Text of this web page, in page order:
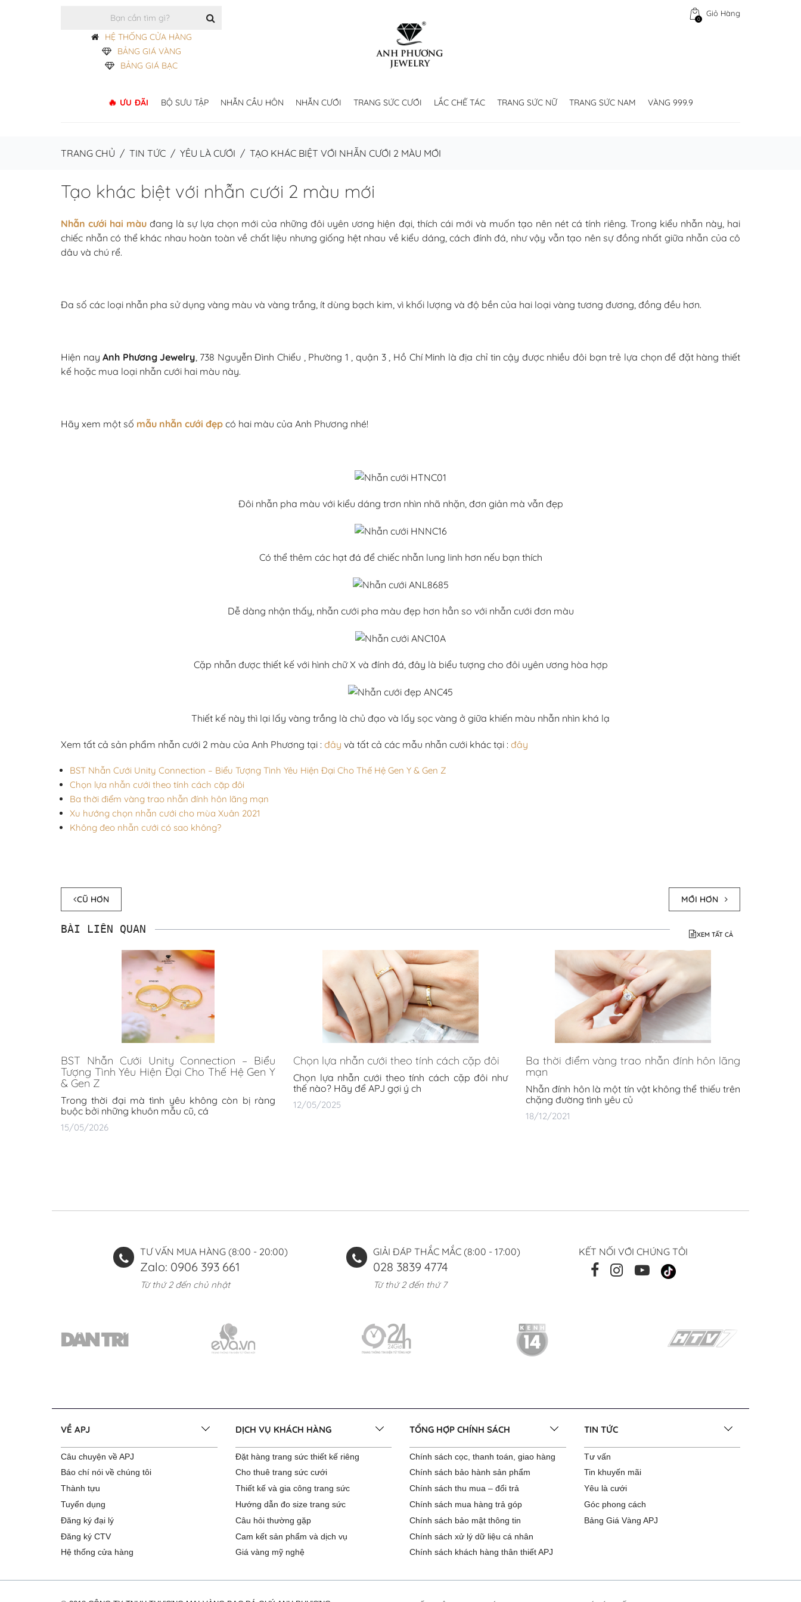
Giỏ Hàng
0
HỆ THỐNG CỬA HÀNG
BẢNG GIÁ VÀNG
BẢNG GIÁ BẠC
ƯU ĐÃI BỘ SƯU TẬP NHẪN CẦU HÔN NHẪN CƯỚI TRANG SỨC CƯỚI LẮC CHẾ TÁC TRANG SỨC NỮ TRANG SỨC NAM VÀNG 999.9
TRANG CHỦ / TIN TỨC / YÊU LÀ CƯỚI / TẠO KHÁC BIỆT VỚI NHẪN CƯỚI 2 MÀU MỚI
Tạo khác biệt với nhẫn cưới 2 màu mới
Nhẫn cưới hai màu đang là sự lựa chọn mới của những đôi uyên ương hiện đại, thích cái mới và muốn tạo nên nét cá tính riêng. Trong kiểu nhẫn này, hai
chiếc nhẫn có thể khác nhau hoàn toàn về chất liệu nhưng giống hệt nhau về kiểu dáng, cách đính đá, như vậy vẫn tạo nên sự đồng nhất giữa nhẫn của cô
dâu và chú rể.
Đa số các loại nhẫn pha sử dụng vàng màu và vàng trắng, ít dùng bạch kim, vì khối lượng và độ bền của hai loại vàng tương đương, đồng đều hơn.
Hiện nayAnh Phương Jewelry, 738 Nguyễn Đình Chiểu , Phường 1 , quận 3 , Hồ Chí Minh là địa chỉ tin cậy được nhiều đôi bạn trẻ lựa chọn để đặt hàng thiết
kế hoặc mua loại nhẫn cưới hai màu này.
Hãy xem một số mẫu nhẫn cưới đẹp có hai màu của Anh Phương nhé!
Đôi nhẫn pha màu với kiểu dáng trơn nhìn nhã nhặn, đơn giản mà vẫn đẹp
Có thể thêm các hạt đá để chiếc nhẫn lung linh hơn nếu bạn thích
Dễ dàng nhận thấy, nhẫn cưới pha màu đẹp hơn hẳn so với nhẫn cưới đơn màu
Cặp nhẫn được thiết kế với hình chữ X và đính đá, đây là biểu tượng cho đôi uyên ương hòa hợp
Thiết kế này thì lại lấy vàng trắng là chủ đạo và lấy sọc vàng ở giữa khiến màu nhẫn nhìn khá lạ
Xem tất cả sản phẩm nhẫn cưới 2 màu của Anh Phương tại : đây và tất cả các mẫu nhẫn cưới khác tại : đây
BST Nhẫn Cưới Unity Connection – Biểu Tượng Tình Yêu Hiện Đại Cho Thế Hệ Gen Y & Gen Z
Chọn lựa nhẫn cưới theo tính cách cặp đôi
Ba thời điểm vàng trao nhẫn đính hôn lãng mạn
Xu hướng chọn nhẫn cưới cho mùa Xuân 2021
Không đeo nhẫn cưới có sao không?
CŨ HƠN MỚI HƠN
XEM TẤT CẢ
BÀI LIÊN QUAN
BST Nhẫn Cưới Unity Connection – Biểu
Tượng Tình Yêu Hiện Đại Cho Thế Hệ Gen Y
& Gen Z
Trong thời đại mà tình yêu không còn bị ràng
buộc bởi những khuôn mẫu cũ, cá
15/05/2026
Chọn lựa nhẫn cưới theo tính cách cặp đôi
Chọn lựa nhẫn cưới theo tính cách cặp đôi như
thế nào? Hãy để APJ gợi ý ch
12/05/2025
Ba thời điểm vàng trao nhẫn đính hôn lãng
mạn
Nhẫn đính hôn là một tín vật không thể thiếu trên
chặng đường tình yêu củ
18/12/2021
TƯ VẤN MUA HÀNG (8:00 - 20:00)
Zalo: 0906 393 661
Từ thứ 2 đến chủ nhật
GIẢI ĐÁP THẮC MẮC (8:00 - 17:00)
028 3839 4774
Từ thứ 2 đến thứ 7
KẾT NỐI VỚI CHÚNG TÔI
VỀ APJ
Câu chuyện về APJ
Báo chí nói về chúng tôi
Thành tựu
Tuyển dụng
Đăng ký đại lý
Đăng ký CTV
Hệ thống cửa hàng
DỊCH VỤ KHÁCH HÀNG
Đặt hàng trang sức thiết kế riêng
Cho thuê trang sức cưới
Thiết kế và gia công trang sức
Hướng dẫn đo size trang sức
Câu hỏi thường gặp
Cam kết sản phẩm và dịch vụ
Giá vàng mỹ nghệ
TỔNG HỢP CHÍNH SÁCH
Chính sách cọc, thanh toán, giao hàng
Chính sách bảo hành sản phẩm
Chính sách thu mua – đổi trả
Chính sách mua hàng trả góp
Chính sách bảo mật thông tin
Chính sách xử lý dữ liệu cá nhân
Chính sách khách hàng thân thiết APJ
TIN TỨC
Tư vấn
Tin khuyến mãi
Yêu là cưới
Góc phong cách
Bảng Giá Vàng APJ